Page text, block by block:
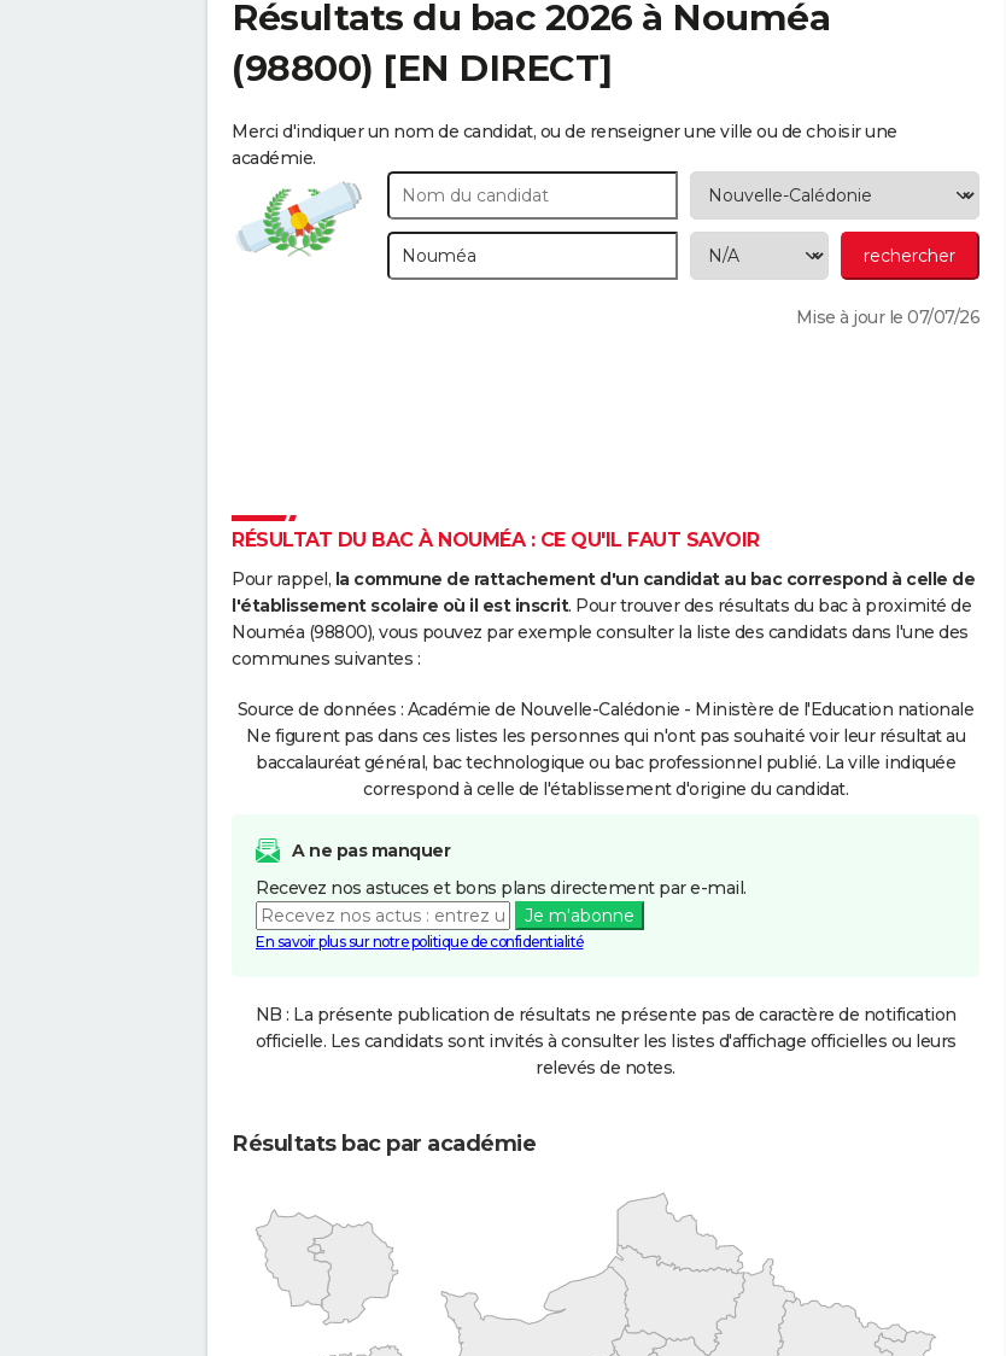
Résultats du bac 2026 à Nouméa
(98800) [EN DIRECT]
Merci d'indiquer un nom de candidat, ou de renseigner une ville ou de choisir une
académie.
Mise à jour le 07/07/26
RÉSULTAT DU BAC À NOUMÉA : CE QU'IL FAUT SAVOIR
Pour rappel, la commune de rattachement d'un candidat au bac correspond à celle de
l'établissement scolaire où il est inscrit. Pour trouver des résultats du bac à proximité de
Nouméa (98800), vous pouvez par exemple consulter la liste des candidats dans l'une des
communes suivantes :
Source de données : Académie de Nouvelle-Calédonie - Ministère de l'Education nationale
Ne figurent pas dans ces listes les personnes qui n'ont pas souhaité voir leur résultat au
baccalauréat général, bac technologique ou bac professionnel publié. La ville indiquée
correspond à celle de l'établissement d'origine du candidat.
A ne pas manquer
Recevez nos astuces et bons plans directement par e-mail.
Je m'abonne
En savoir plus sur notre politique de confidentialité
NB : La présente publication de résultats ne présente pas de caractère de notification
officielle. Les candidats sont invités à consulter les listes d'affichage officielles ou leurs
relevés de notes.
Résultats bac par académie